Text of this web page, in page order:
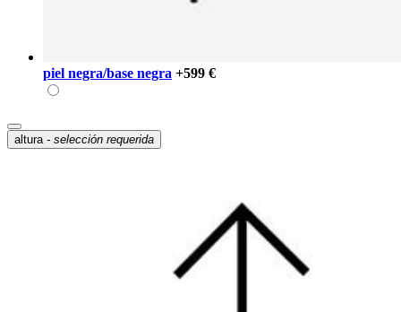
piel negra/base negra +599 €
altura - selección requerida